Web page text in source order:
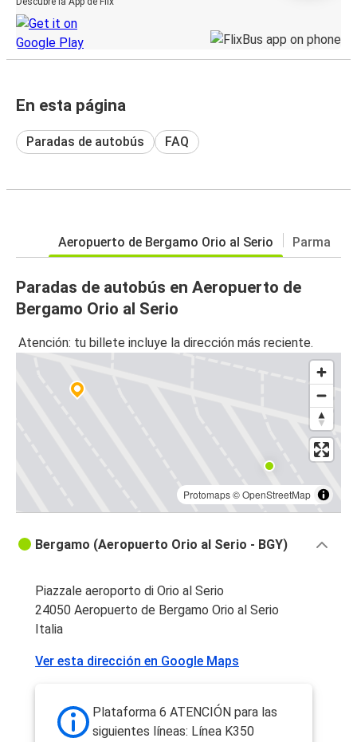
En esta página
Paradas de autobús FAQ
Aeropuerto de Bergamo Orio al Serio Parma
Paradas de autobús en Aeropuerto de
Bergamo Orio al Serio
Atención: tu billete incluye la dirección más reciente.
Protomaps©OpenStreetMap
Bergamo (Aeropuerto Orio al Serio - BGY)
Piazzale aeroporto di Orio al Serio
24050 Aeropuerto de Bergamo Orio al Serio
Italia
Ver esta dirección en Google Maps
Plataforma 6 ATENCIÓN para las
siguientes líneas: Línea K350